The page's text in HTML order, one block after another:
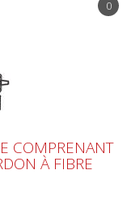
0
COMPRENANT
À FIBRE